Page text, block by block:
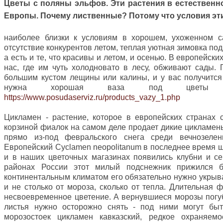
Цветы с поляны эльфов. Эти растения в
Европы. Почему лиственные? Потому что условия
наиболее близки к условиям в хорошем, ухоженном
отсутствие конкурентов летом, теплая уютная зимовка
а есть и те, что красивы и летом, и осенью. В
нас, где им чуть холодновато в лесу, обживают
большим кустом лещины или калины, и у вас
нужна хорошая ваза под цветы
https://www.posudaserviz.ru/products_vazy_1.php
Цикламен - растение, которое в европейских
корзиной фиалок на самом деле продает дикие
прямо из-под февральского снега среди
Европейский Cyclamen neopolitanum в последнее время
и в наших цветочных магазинах появились клубни и
районах России этот милый подснежник
континентальным климатом его обязательно нужно
и не столько от мороза, сколько от тепла. Длительная
несвоевременное цветение. А вернувшиеся морозы
листья нужно осторожно снять - под ними могут
морозостоек цикламен кавказский, редкое